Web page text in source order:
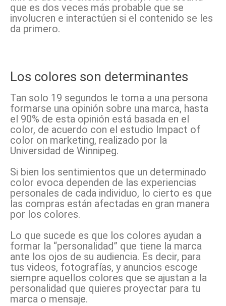
que es dos veces más probable que se
involucren e interactúen si el contenido se les
da primero.
Los colores son determinantes
Tan solo 19 segundos le toma a una persona
formarse una opinión sobre una marca, hasta
el 90% de esta opinión está basada en el
color, de acuerdo con el estudio Impact of
color on marketing, realizado por la
Universidad de Winnipeg.
Si bien los sentimientos que un determinado
color evoca dependen de las experiencias
personales de cada individuo, lo cierto es que
las compras están afectadas en gran manera
por los colores.
Lo que sucede es que los colores ayudan a
formar la “personalidad” que tiene la marca
ante los ojos de su audiencia. Es decir, para
tus videos, fotografías, y anuncios escoge
siempre aquellos colores que se ajustan a la
personalidad que quieres proyectar para tu
marca o mensaje.